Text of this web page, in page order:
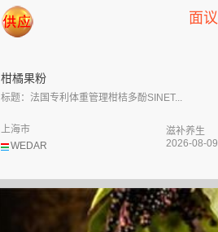
面议
柑橘果粉
标题：法国专利体重管理柑桔多酚SINET...
WEDAR
上海市
滋补养生
2026-08-09